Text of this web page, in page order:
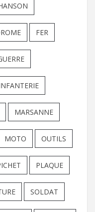
FER
MARSANNE
MOTO OUTILS
PLAQUE
SOLDAT